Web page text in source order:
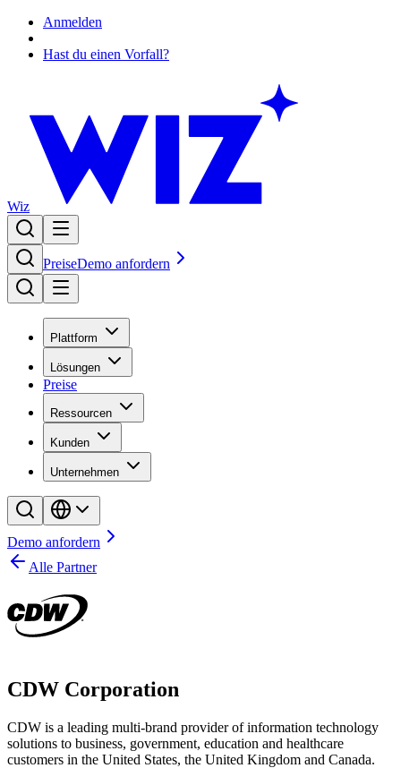
Anmelden
Hast du einen Vorfall?
Wiz
PreiseDemo anfordern
Plattform
Lösungen
Preise
Ressourcen
Kunden
Unternehmen
Demo anfordern
Alle Partner
CDW Corporation
CDW is a leading multi-brand provider of information technology
solutions to business, government, education and healthcare
customers in the United States, the United Kingdom and Canada.